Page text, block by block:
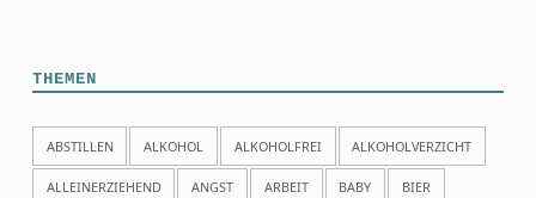
THEMEN
ABSTILLEN ALKOHOL ALKOHOLFREI ALKOHOLVERZICHT
ALLEINERZIEHEND ANGST ARBEIT BABY BIER